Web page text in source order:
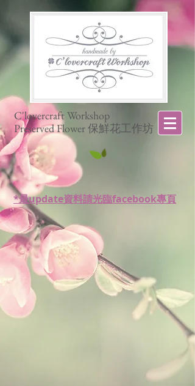
C'lovercraft Workshop
Preserved Flower 保鮮花工作坊
*最update資料請光臨facebook專頁